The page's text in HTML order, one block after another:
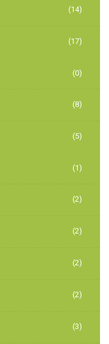
(14)
(17)
(0)
(8)
(5)
(1)
(2)
(2)
(2)
(2)
(3)